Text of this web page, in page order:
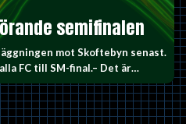
semifinalen
mot Skoftebyn senast.
FC till SM-final.– Det är…